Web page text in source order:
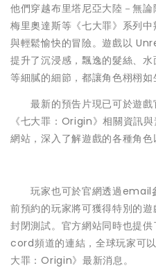
他們穿越布里塔尼亞大陸－無
梅里奧達斯等《七大罪》系列
與輕鬆愉快的冒險。遊戲以
提升了沉浸感，飄逸的髮絲、
等細膩的細節，都讓角色栩栩如
最新的預告片現已可於遊戲
《七大罪：Origin》相關資訊
網站，深入了解遊戲的各種角色
玩家也可於官網透過email
前預約的玩家將可獲得特別的
封閉測試。官方網站同時也提
cord頻道的連結，全球玩家可
大罪：Origin》最新消息。